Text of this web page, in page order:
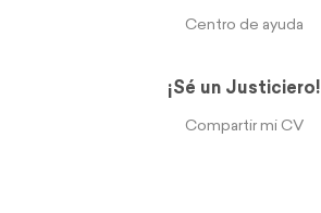
Centro de ayuda
¡Sé un Justiciero!
Compartir mi CV